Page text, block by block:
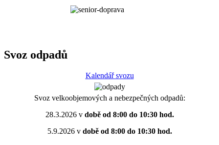
Svoz odpadů
Kalendář svozu
Svoz velkoobjemových a nebezpečných odpadů:
28.3.2026 vdobě od 8:00 do 10:30 hod.
5.9.2026 vdobě od 8:00 do 10:30 hod.